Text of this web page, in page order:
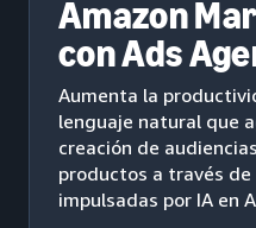
Amazon
con Ads
beta)
Aumenta la
lenguaje natural que
creación de
productos a través
impulsadas por IA en